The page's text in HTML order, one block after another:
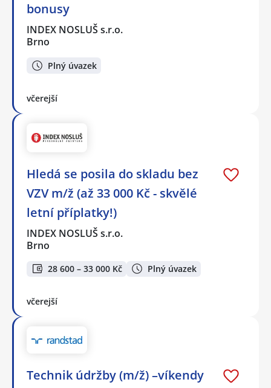
bonusy
INDEX NOSLUŠ s.r.o.
Brno
Plný úvazek
včerejší
Hledá se posila do skladu bez
VZV m/ž (až 33 000 Kč - skvělé
letní příplatky!)
INDEX NOSLUŠ s.r.o.
Brno
28 600 – 33 000 Kč Plný úvazek
včerejší
Technik údržby (m/ž) –víkendy